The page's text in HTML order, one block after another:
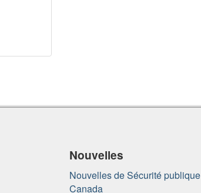
Nouvelles
Nouvelles de Sécurité publique
Canada